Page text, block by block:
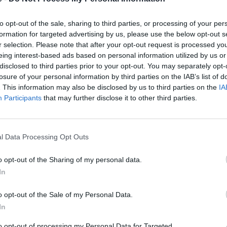
opt-out of the sale, sharing to third parties, or processing of your
for targeted advertising by us, please use the below opt-out
selection. Please note that after your opt-out request is processed
interest-based ads based on personal information utilized by us
to third parties prior to your opt-out. You may separately
of your personal information by third parties on the IAB’s list of
This information may also be disclosed by us to third parties on the
Participants that may further disclose it to other third parties.
Data Processing Opt Outs
opt-out of the Sharing of my personal data.
opt-out of the Sale of my Personal Data.
lockar
SPORT 2026-06-20 KL. 11:58
Lukas tränar både
barn och herrlag – nu
prisas han för sitt
arbete
Till
Så
en
Fler